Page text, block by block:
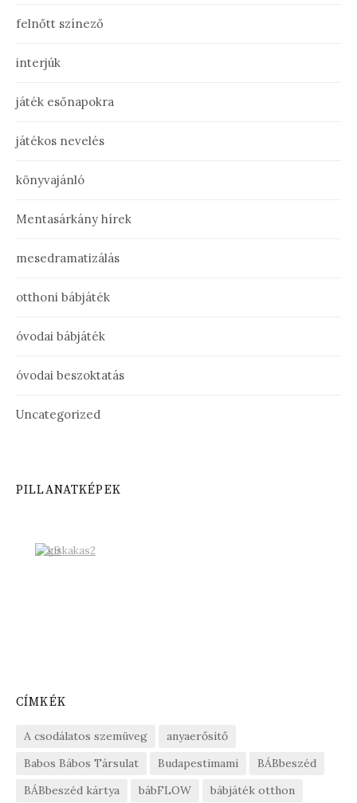
felnőtt színező
interjúk
játék esőnapokra
játékos nevelés
könyvajánló
Mentasárkány hírek
mesedramatizálás
otthoni bábjáték
óvodai bábjáték
óvodai beszoktatás
Uncategorized
PILLANATKÉPEK
CÍMKÉK
A csodálatos szemüveg
anyaerősítő
Babos Bábos Társulat
Budapestimami
BÁBbeszéd
BÁBbeszéd kártya
bábFLOW bábjáték otthon